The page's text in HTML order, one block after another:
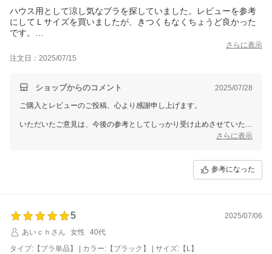
ハウス用として涼し気なブラを探していました。レビューを参考
にしてＬサイズを買いましたが、きつくもなくちょうど良かった
です。
ノンワイヤーで楽ちんですが、少しパッドが薄かったら良かった
です。けど、汗をかいても乾くので、蒸れませんでした。
さらに表示
注文日：2025/07/15
ショップからのコメント 2025/07/28
ご購入とレビューのご投稿、心より感謝申し上げます。
いただいたご意見は、今後の参考としてしっかり受け止めさせていただ
今後も、より良い商品・サービスをご提供できるよう努めてまいりま
夏の疲れが出やすい時期ですが、どうぞご自愛くださいませ。
またのご来店を心よりお待ちしております。
三恵 山本 真由
さらに表示
参考になった
5
2025/07/06
あいｃｈさん
女性
40代
タイプ:【ブラ単品】 | カラー:【ブラック】 | サイズ:【L】